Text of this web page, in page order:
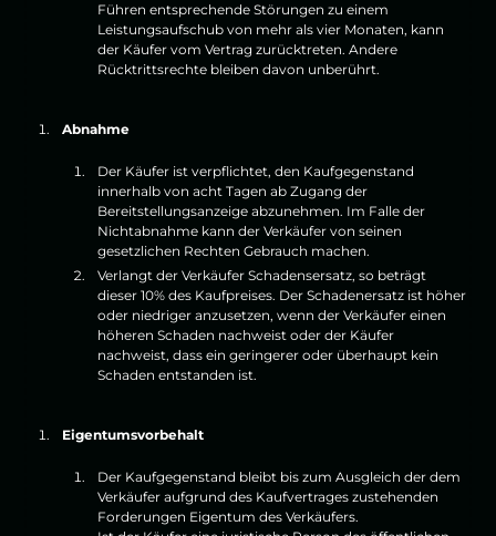
Führen entsprechende Störungen zu einem
Leistungsaufschub von mehr als vier Monaten, kann
der Käufer vom Vertrag zurücktreten. Andere
Rücktrittsrechte bleiben davon unberührt.
Abnahme
Der Käufer ist verpflichtet, den Kaufgegenstand
innerhalb von acht Tagen ab Zugang der
Bereitstellungsanzeige abzunehmen. Im Falle der
Nichtabnahme kann der Verkäufer von seinen
gesetzlichen Rechten Gebrauch machen.
Verlangt der Verkäufer Schadensersatz, so beträgt
dieser 10% des Kaufpreises. Der Schadenersatz ist höher
oder niedriger anzusetzen, wenn der Verkäufer einen
höheren Schaden nachweist oder der Käufer
nachweist, dass ein geringerer oder überhaupt kein
Schaden entstanden ist.
Eigentumsvorbehalt
Der Kaufgegenstand bleibt bis zum Ausgleich der dem
Verkäufer aufgrund des Kaufvertrages zustehenden
Forderungen Eigentum des Verkäufers.